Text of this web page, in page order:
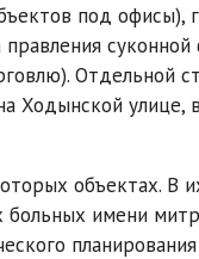
под офисы),
Отдельной
Ходынской улице,
объектах. В
имени